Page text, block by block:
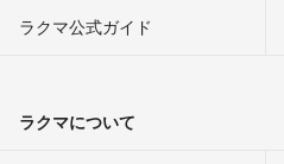
ラクマ公式ガイド
ラクマについて